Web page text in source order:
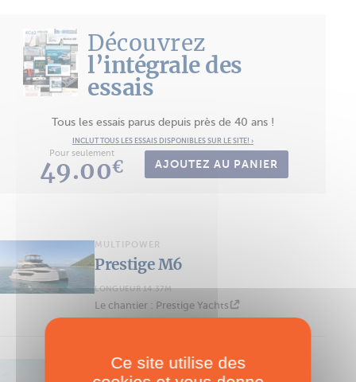
Découvrez
l’intégrale des
essais
Tous les essais parus depuis près de 40 ans !
INCLUT TOUS LES ESSAIS DISPONIBLES SUR LE SITE! ›
Pour seulement
49.00€ AJOUTEZ AU PANIER
MULTIPOWER
Prestige M6
LONGUEUR 14.37M
Le chantier : Prestige Yachts
MULTIPOWER
Ce site utilise des